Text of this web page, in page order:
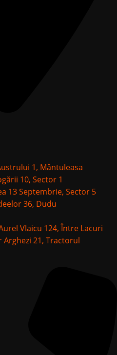
1, Mântuleasa
10, Sector 1
13 Septembrie, Sector 5
36, Dudu
Vlaicu 124, Între Lacuri
Arghezi 21, Tractorul